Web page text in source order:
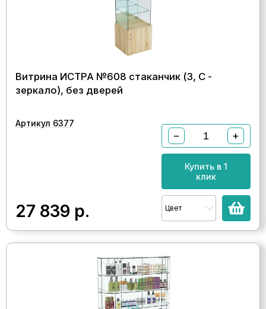
Витрина ИСТРА №608 стаканчик (З, С -
зеркало), без дверей
Артикул 6377
27 839 р.
− +
Купить в 1
клик
Цвет